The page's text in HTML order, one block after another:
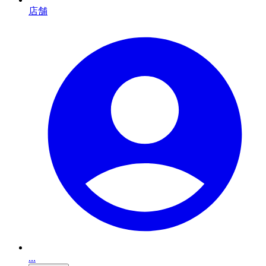
店舗
...